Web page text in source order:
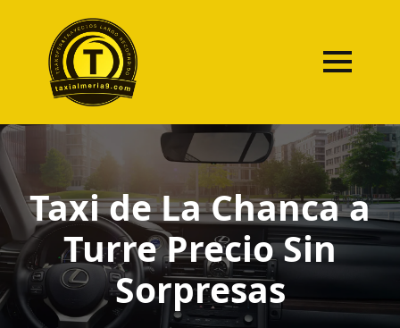
Taxi de La Chanca a
Turre Precio Sin
Sorpresas